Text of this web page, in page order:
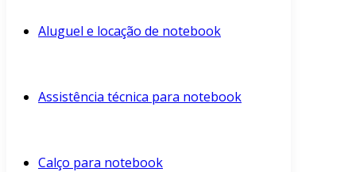
Aluguel e locação de notebook
Assistência técnica para notebook
Calço para notebook